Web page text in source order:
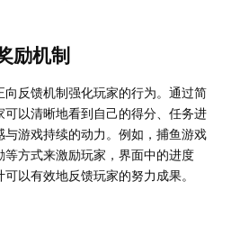
励机制
反馈机制强化玩家的行为。通过简
以清晰地看到自己的得分、任务进
游戏持续的动力。例如，捕鱼游戏
方式来激励玩家，界面中的进度
以有效地反馈玩家的努力成果。